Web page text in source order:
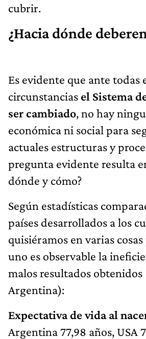
cubrir.
¿Hacia dónde
Es evidente que ante todas
circunstancias el Sistema
ser cambiado, no hay
económica ni social para
actuales estructuras y
pregunta evidente resulta
dónde y cómo?
Según estadísticas
países desarrollados a los
quisiéramos en varias
uno es observable la
malos resultados obtenidos
Argentina):
Expectativa de vida al
Argentina 77,98 años, USA